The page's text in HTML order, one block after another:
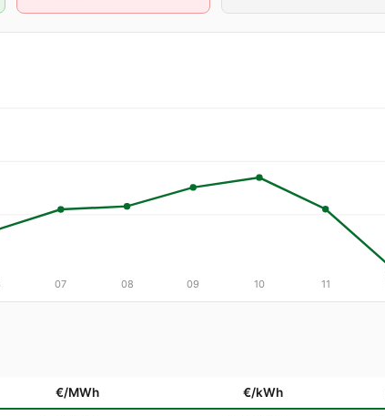
07 08 09 10 11
€/MWh €/kWh